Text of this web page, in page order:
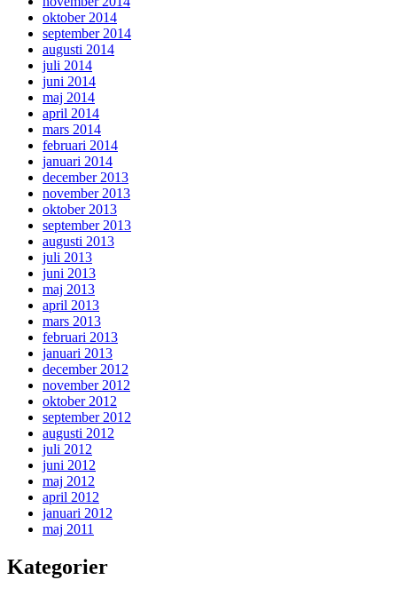
oktober 2014
september 2014
augusti 2014
juli 2014
juni 2014
maj 2014
april 2014
mars 2014
februari 2014
januari 2014
december 2013
november 2013
oktober 2013
september 2013
augusti 2013
juli 2013
juni 2013
maj 2013
april 2013
mars 2013
februari 2013
januari 2013
december 2012
november 2012
oktober 2012
september 2012
augusti 2012
juli 2012
juni 2012
maj 2012
april 2012
januari 2012
maj 2011
Kategorier